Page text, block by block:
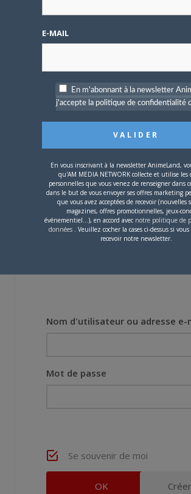
pour 2027
Lors des prémices du
projet, il était déjà
demandé de suivre au
mieux le manga
originel.»
Vous devezvous connecterpour laisser
commentaire.
Nom d'utilisateur ou adresse e-
Mot de passe
Se souvenir de moi
E-MAIL
En m'abonnant à la newsletter
j'accepte la politique de confidentialité
En vous inscrivant à la newsletter AnimeLand,
qu'AM MEDIA NETWORK collecte et utilise les
personnelles que vous venez de renseigner dans
dans le but de vous envoyer ses offres marketing
que vous avez acceptées de recevoir (nouvelles
magazines, offres promotionnelles, jeux-
événementiel...), en accord avec notre politique de
données . Veuillez cocher la cases ci-dessus si
recevoir notre newsletter.